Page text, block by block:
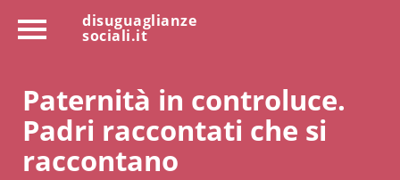
disuguaglianze
sociali.it
Paternità in controluce.
Padri raccontati che si
raccontano